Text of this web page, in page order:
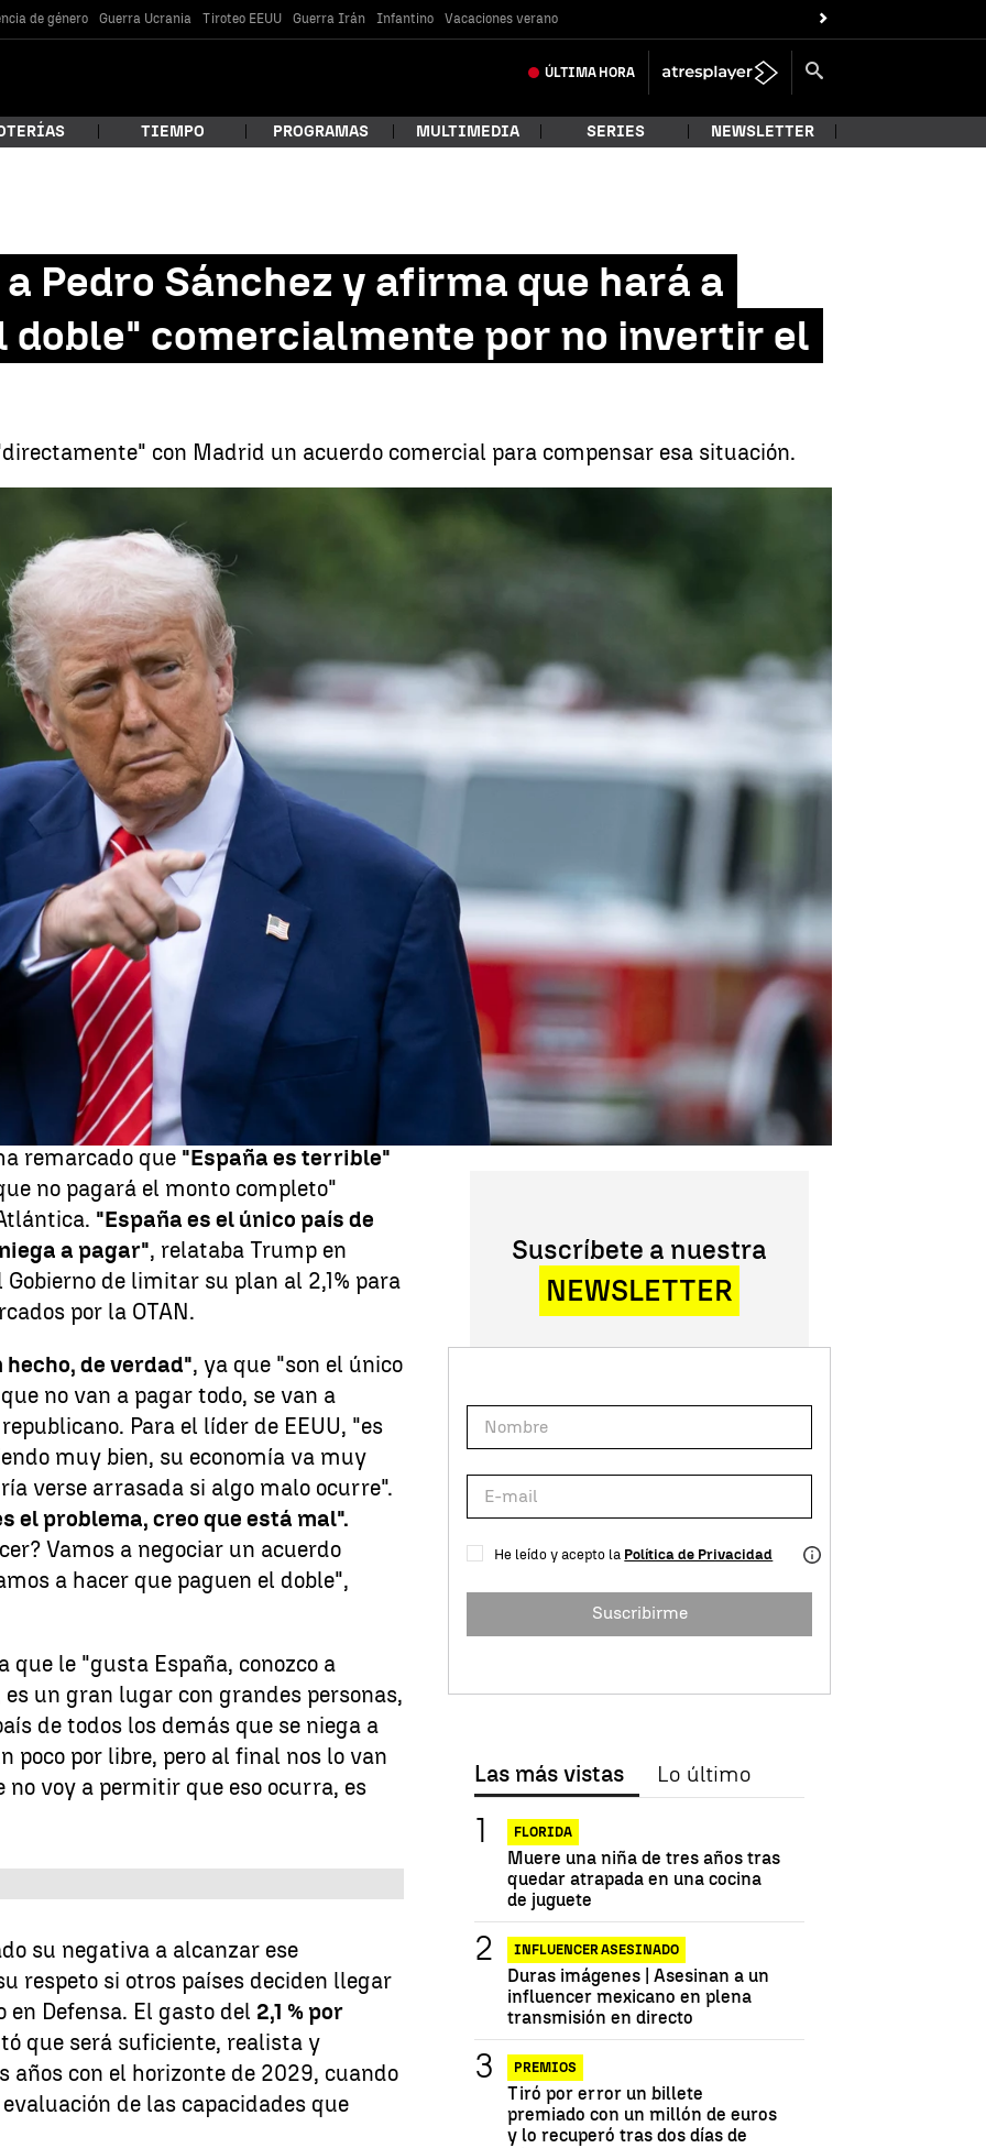
de género Guerra Ucrania Tiroteo EEUU Guerra Irán Infantino Vacaciones verano
ÚLTIMA HORA
buscando?
TIEMPO PROGRAMAS MULTIMEDIA SERIES NEWSLETTER
Pedro Sánchez y afirma que hará a
doble" comercialmente por no invertir el
con Madrid un acuerdo comercial para compensar esa situación.
WhatsappFacebook Linkedin
la negativa del presidente del
, a invertir un 5% del PIB en Defensa y
"pagar el doble" comercialmente
fijado por laOTAN
. El presidente de
con Madrid un acuerdo
esa situación.
remarcado que "España es terrible"
no pagará el monto completo"
"España es el único país de
a pagar", relataba Trump en
de limitar su plan al 2,1% para
por la OTAN.
hecho, de verdad", ya que "son el único
no van a pagar todo, se van a
Para el líder de EEUU, "es
muy bien, su economía va muy
verse arrasada si algo malo ocurre".
el problema, creo que está mal".
Vamos a negociar un acuerdo
a hacer que paguen el doble",
que le "gusta España, conozco a
un gran lugar con grandes personas,
de todos los demás que se niega a
poco por libre, pero al final nos lo van
no voy a permitir que eso ocurra, es
su negativa a alcanzar ese
respeto si otros países deciden llegar
en Defensa. El gasto del 2,1 % por
que será suficiente, realista y
años con el horizonte de 2029, cuando
de las capacidades que
Suscríbete a nuestra
NEWSLETTER
He leído y acepto la Política de Privacidad
Suscribirme
Las más vistas Lo último
FLORIDA
Muere una niña de tres años tras
quedar atrapada en una cocina
de juguete
INFLUENCER ASESINADO
Duras imágenes | Asesinan a un
influencer mexicano en plena
transmisión en directo
PREMIOS
Tiró por error un billete
premiado con un millón de euros
y lo recuperó tras dos días de